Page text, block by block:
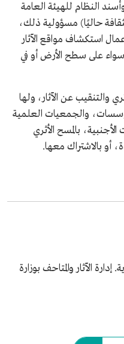
الصادر عام 1436هـ/2014م وأسند النظام للهيئة العامة
حاليًا) مسؤولية ذلك،
استكشاف مواقع الآثار
سواء على سطح الأرض أو في
والتنقيب عن الآثار، ولها
والجمعيات العلمية
الأجنبية، بالمسح الأثري
أو بالاشتراك معها.
الآثار والمتاحف بوزارة